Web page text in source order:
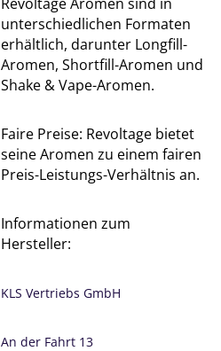
unterschiedlichen Formaten
erhältlich, darunter Longfill-
Aromen, Shortfill-Aromen und
Shake & Vape-Aromen.
Faire Preise: Revoltage bietet
seine Aromen zu einem fairen
Preis-Leistungs-Verhältnis an.
Informationen zum
Hersteller:
KLS Vertriebs GmbH
An der Fahrt 13